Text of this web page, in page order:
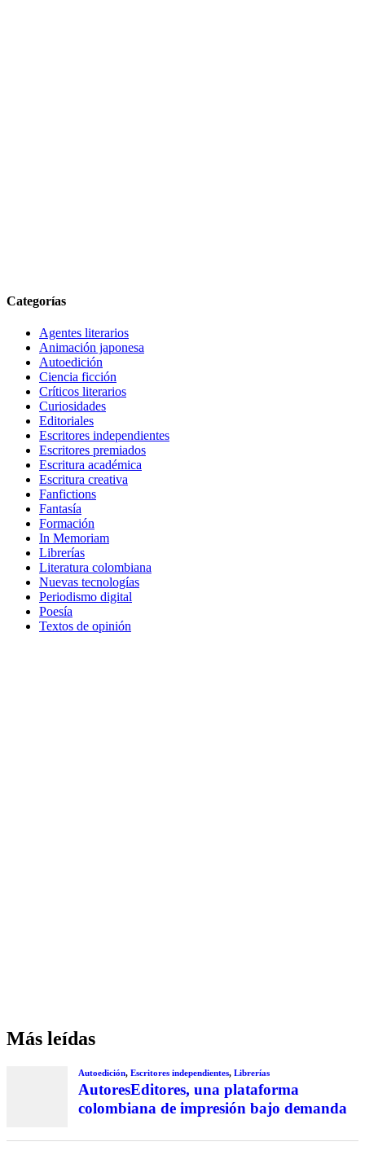
Categorías
Agentes literarios
Animación japonesa
Autoedición
Ciencia ficción
Críticos literarios
Curiosidades
Editoriales
Escritores independientes
Escritores premiados
Escritura académica
Escritura creativa
Fanfictions
Fantasía
Formación
In Memoriam
Librerías
Literatura colombiana
Nuevas tecnologías
Periodismo digital
Poesía
Textos de opinión
Más leídas
Autoedición, Escritores independientes, Librerías
AutoresEditores, una plataforma
colombiana de impresión bajo demanda